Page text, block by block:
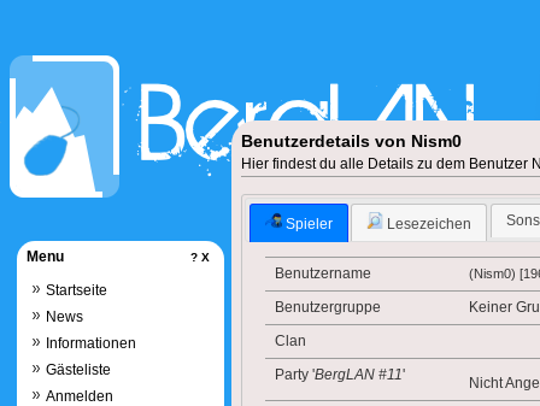
Benutzerdetails von Nism0
Hier findest du alle Details zu dem Benutzer
Spieler Lesezeichen
Benutzername (Nism0)
Benutzergruppe
Keiner
Clan
Party 'BergLAN #11'
Nicht
Menu ? X
Startseite
News
Informationen
Gästeliste
Anmelden